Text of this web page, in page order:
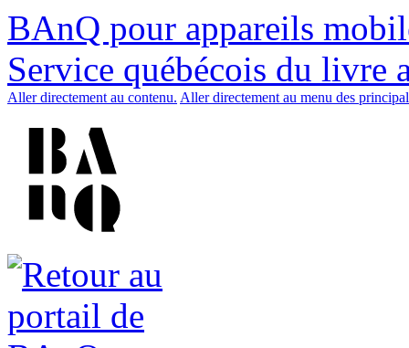
BAnQ pour appareils
Service québécois du livre
Aller directement au contenu. Aller directement au menu des